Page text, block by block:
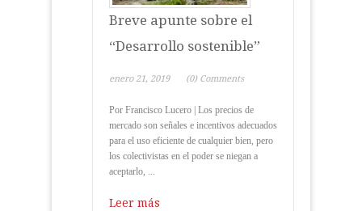
Breve apunte sobre el
“Desarrollo sostenible”
enero 21, 2019 (0) Comments
Por Francisco Lucero | Los precios de
mercado son señales e incentivos adecuados
para el uso eficiente de cualquier bien, pero
los colectivistas en el poder se niegan a
aceptarlo, ...
Leer más